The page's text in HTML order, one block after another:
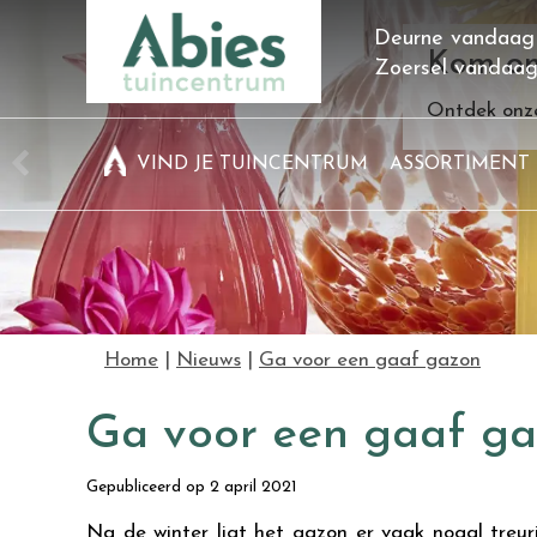
Kom
Ontdek
Home Nieuws Ga voor een gaaf gazon
Deurne
Zoersel
VIND JE TUINCENTRUM ASSORTIMENT
Ga voor een gaaf
Gepubliceerd op 2 april 2021
Na de winter ligt het gazon er vaak nogal